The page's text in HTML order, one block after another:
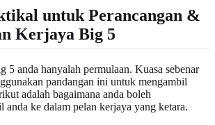
untuk Perancangan &
Kerjaya Big 5
5 anda hanyalah permulaan. Kuasa sebenar
pandangan ini untuk mengambil
adalah bagaimana anda boleh
anda ke dalam pelan kerjaya yang ketara.